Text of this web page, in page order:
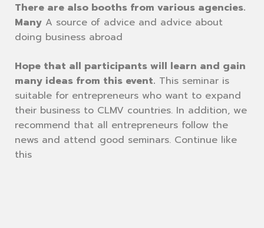
There are also booths from various agencies.
Many A source of advice and advice about
doing business abroad
Hope that all participants will learn and gain
many ideas from this event. This seminar is
suitable for entrepreneurs who want to expand
their business to CLMV countries. In addition, we
recommend that all entrepreneurs follow the
news and attend good seminars. Continue like
this